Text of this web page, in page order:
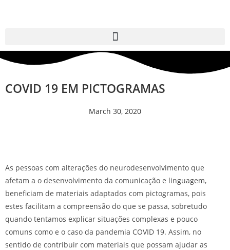
COVID 19 EM PICTOGRAMAS
March 30, 2020
As pessoas com alterações do neurodesenvolvimento que
afetam a o desenvolvimento da comunicação e linguagem,
beneficiam de materiais adaptados com pictogramas, pois
estes facilitam a compreensão do que se passa, sobretudo
quando tentamos explicar situações complexas e pouco
comuns como e o caso da pandemia COVID 19. Assim, no
sentido de contribuir com materiais que possam ajudar as